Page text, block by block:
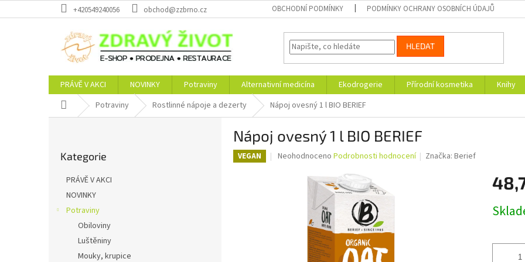
na
+420549240056 obchod@zzbrno.cz OBCHODNÍ PODMÍNKY PODMÍNKY OCHRANY OSOBNÍCH ÚDAJŮ
HLEDAT
PRÁVĚ V AKCI NOVINKY Potraviny Alternativní medicína Ekodrogerie Přírodní kosmetika Knihy
Domů Potraviny Rostlinné nápoje a dezerty Nápoj ovesný 1 l BIO BERIEF
kategorie
Kategorie
PRÁVĚ V AKCI
NOVINKY
Potraviny
Obiloviny
Luštěniny
Mouky, krupice
Nápoj ovesný 1 l BIO BERIEF
VEGAN
Průměrné
produktu
hvězdiček.
Neohodnoceno Podrobnosti hodnocení Značka:Berief
cena: